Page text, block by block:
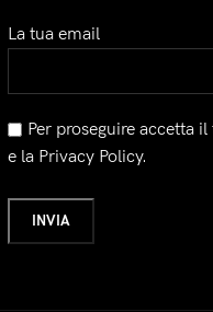
La tua email
Per proseguire accetta
e la Privacy Policy.